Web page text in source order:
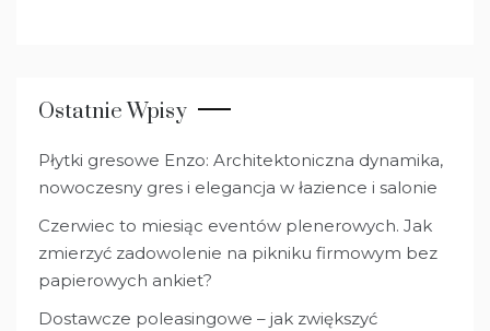
Ostatnie Wpisy
Płytki gresowe Enzo: Architektoniczna dynamika,
nowoczesny gres i elegancja w łazience i salonie
Czerwiec to miesiąc eventów plenerowych. Jak
zmierzyć zadowolenie na pikniku firmowym bez
papierowych ankiet?
Dostawcze poleasingowe – jak zwiększyć